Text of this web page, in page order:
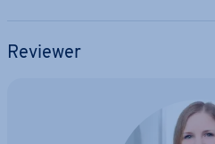
Reviewer